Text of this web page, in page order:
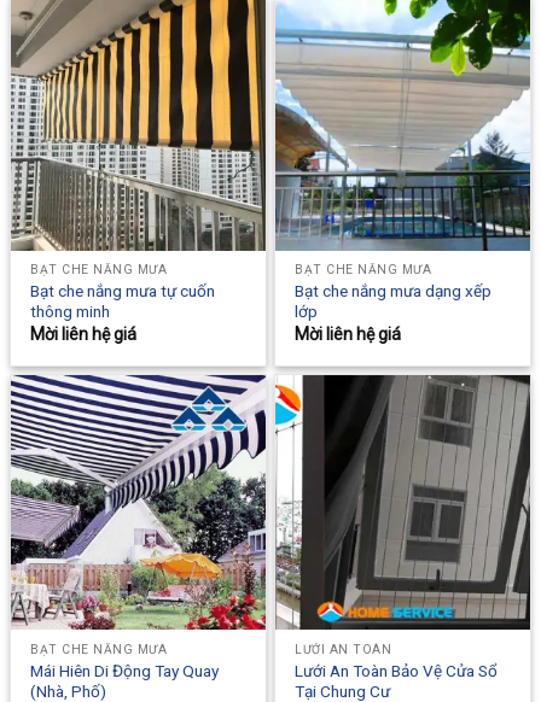
BẠT CHE NẮNG MƯA
Bạt che nắng mưa tự cuốn
thông minh
Mời liên hệ giá
BẠT CHE NẮNG MƯA
Bạt che nắng mưa dạng xếp
lớp
Mời liên hệ giá
BẠT CHE NẮNG MƯA
Mái Hiên Di Động Tay Quay
(Nhà, Phố)
LƯỚI AN TOÀN
Lưới An Toàn Bảo Vệ Cửa Sổ
Tại Chung Cư